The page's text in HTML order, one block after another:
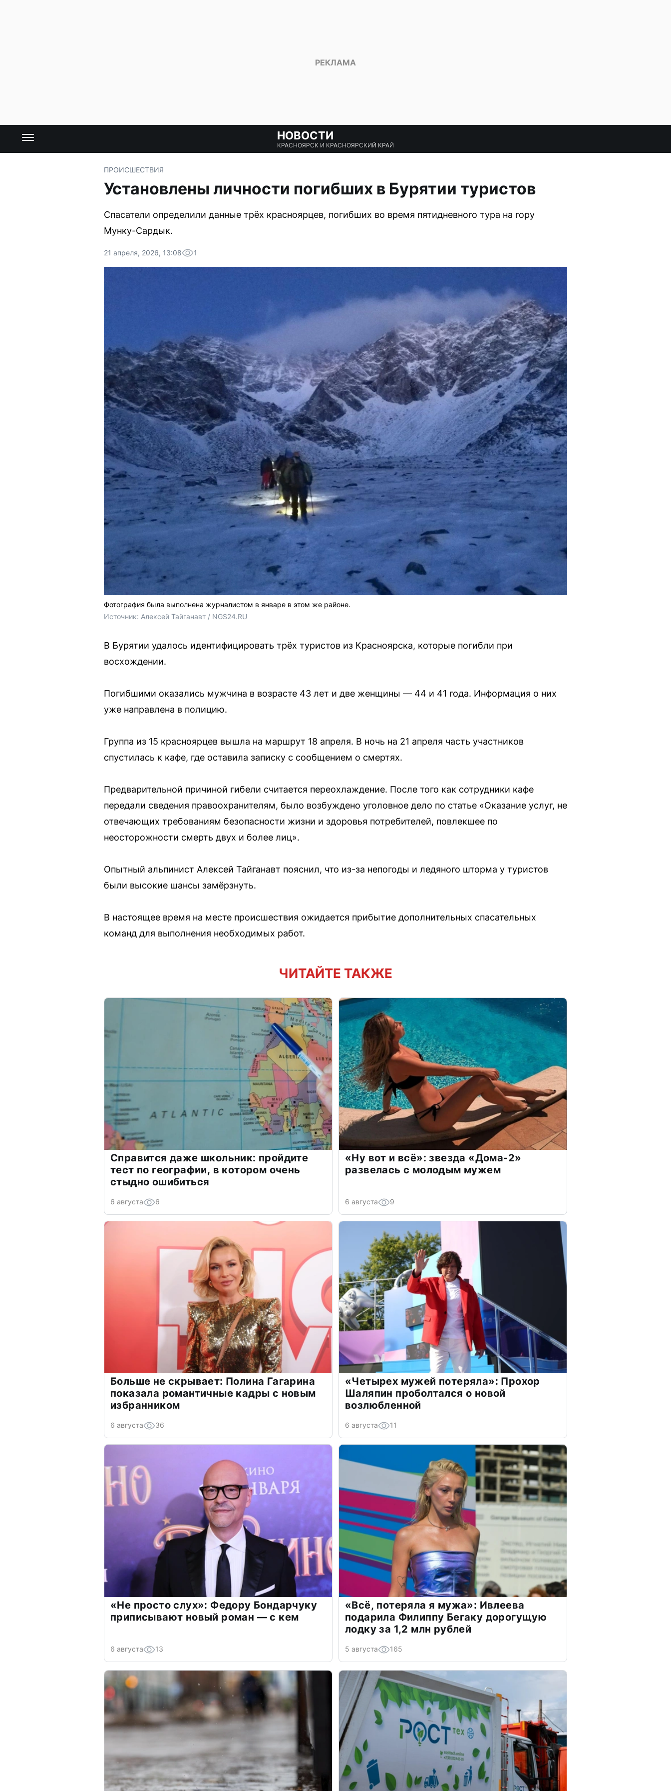
НОВОСТИ
КРАСНОЯРСК И КРАСНОЯРСКИЙ КРАЙ
ПРОИСШЕСТВИЯ
Установлены личности погибших в Бурятии туристов
Спасатели определили данные трёх красноярцев, погибших во время пятидневного тура на гору
Мунку-Сардык.
21 апреля, 2026, 13:08 1
Фотография была выполнена журналистом в январе в этом же районе.
Источник: Алексей Тайганавт / NGS24.RU
В Бурятии удалось идентифицировать трёх туристов из Красноярска, которые погибли при
восхождении.
Погибшими оказались мужчина в возрасте 43 лет и две женщины — 44 и 41 года. Информация о них
уже направлена в полицию.
Группа из 15 красноярцев вышла на маршрут 18 апреля. В ночь на 21 апреля часть участников
спустилась к кафе, где оставила записку с сообщением о смертях.
Предварительной причиной гибели считается переохлаждение. После того как сотрудники кафе
передали сведения правоохранителям, было возбуждено уголовное дело по статье «Оказание услуг, не
отвечающих требованиям безопасности жизни и здоровья потребителей, повлекшее по
неосторожности смерть двух и более лиц».
Опытный альпинист Алексей Тайганавт пояснил, что из-за непогоды и ледяного шторма у туристов
были высокие шансы замёрзнуть.
В настоящее время на месте происшествия ожидается прибытие дополнительных спасательных
команд для выполнения необходимых работ.
ЧИТАЙТЕ ТАКЖЕ
Справится даже школьник: пройдите
тест по географии, в котором очень
стыдно ошибиться
6 августа 6
«Ну вот и всё»: звезда «Дома-2»
развелась с молодым мужем
6 августа 9
Больше не скрывает: Полина Гагарина
показала романтичные кадры с новым
избранником
6 августа 36
«Четырех мужей потеряла»: Прохор
Шаляпин проболтался о новой
возлюбленной
6 августа 11
«Не просто слух»: Федору Бондарчуку
приписывают новый роман — с кем
6 августа 13
«Всё, потеряла я мужа»: Ивлеева
подарила Филиппу Бегаку дорогущую
лодку за 1,2 млн рублей
5 августа 165